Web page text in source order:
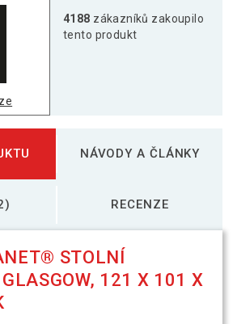
4188 zákazníků zakoupilo
tento produkt
NÁVODY A ČLÁNKY
RECENZE
STOLNÍ
121 X 101 X